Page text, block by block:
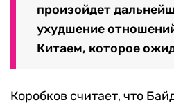
произойдет
ухудшение
Китаем, которое
Коробков считает, что